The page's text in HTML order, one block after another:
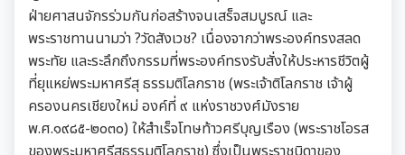
ฝ่ายศาสนจักรร่วมกันก่อสร้างจนเสร็จสมบูรณ์ และ
พระราชทานนามว่า ?วัดสังเวช? เนื่องจากว่าพระองค์ทรงสลด
พระทัย และระลึกถึงกรรมที่พระองค์ทรงรับสั่งให้ประหารชีวิตผู้
ที่ยุแหย่พระมหาศรีสุ ธรรมติโลกราช (พระเจ้าติโลกราช เจ้าผู้
ครองนครเชียงใหม่ องค์ที่ ๙ แห่งราชวงศ์มังราย
พ.ศ.๑๙๘๕-๒๐๓๐) ให้สำเร็จโทษท้าวศรีบุญเรือง (พระราชโอรส